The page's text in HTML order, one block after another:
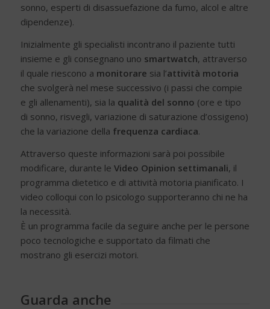
sonno, esperti di disassuefazione da fumo, alcol e altre
dipendenze).
Inizialmente gli specialisti incontrano il paziente tutti
insieme e gli consegnano uno smartwatch, attraverso
il quale riescono a monitorare sia l’attività motoria
che svolgerà nel mese successivo (i passi che compie
e gli allenamenti), sia la qualità del sonno (ore e tipo
di sonno, risvegli, variazione di saturazione d’ossigeno)
che la variazione della frequenza cardiaca.
Attraverso queste informazioni sarà poi possibile
modificare, durante le Video Opinion settimanali, il
programma dietetico e di attività motoria pianificato. I
video colloqui con lo psicologo supporteranno chi ne ha
la necessità.
È un programma facile da seguire anche per le persone
poco tecnologiche e supportato da filmati che
mostrano gli esercizi motori.
Guarda anche